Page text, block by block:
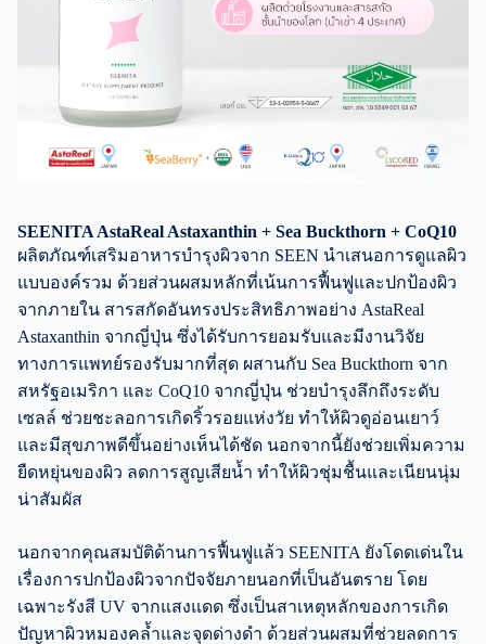
SEENITA AstaReal Astaxanthin + Sea Buckthorn + CoQ10
ผลิตภัณฑ์เสริมอาหารบำรุงผิวจาก SEEN นำเสนอการดูแลผิว
แบบองค์รวม ด้วยส่วนผสมหลักที่เน้นการฟื้นฟูและปกป้องผิว
จากภายใน สารสกัดอันทรงประสิทธิภาพอย่าง AstaReal
Astaxanthin จากญี่ปุ่น ซึ่งได้รับการยอมรับและมีงานวิจัย
ทางการแพทย์รองรับมากที่สุด ผสานกับ Sea Buckthorn จาก
สหรัฐอเมริกา และ CoQ10 จากญี่ปุ่น ช่วยบำรุงลึกถึงระดับ
เซลล์ ช่วยชะลอการเกิดริ้วรอยแห่งวัย ทำให้ผิวดูอ่อนเยาว์
และมีสุขภาพดีขึ้นอย่างเห็นได้ชัด นอกจากนี้ยังช่วยเพิ่มความ
ยืดหยุ่นของผิว ลดการสูญเสียน้ำ ทำให้ผิวชุ่มชื้นและเนียนนุ่ม
น่าสัมผัส
นอกจากคุณสมบัติด้านการฟื้นฟูแล้ว SEENITA ยังโดดเด่นใน
เรื่องการปกป้องผิวจากปัจจัยภายนอกที่เป็นอันตราย โดย
เฉพาะรังสี UV จากแสงแดด ซึ่งเป็นสาเหตุหลักของการเกิด
ปัญหาผิวหมองคล้ำและจุดด่างดำ ด้วยส่วนผสมที่ช่วยลดการ